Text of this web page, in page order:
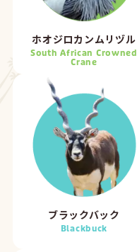
ホオジロカンムリヅル
South African Crowned
Crane
ブラックバック
Blackbuck